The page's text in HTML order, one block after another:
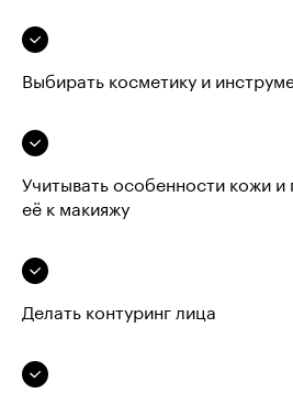
Выбирать косметику и
Учитывать особенности кожи и
её к макияжу
Делать контуринг лица